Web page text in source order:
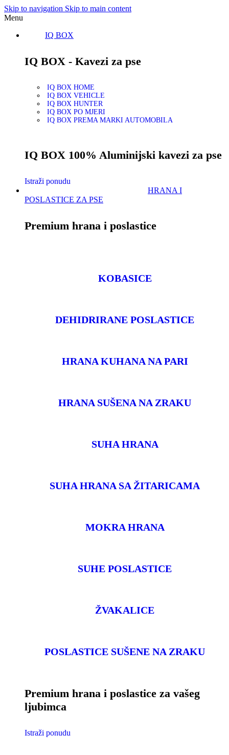
Skip to navigation Skip to main content
Menu
IQ BOX
IQ BOX - Kavezi za pse
IQ BOX HOME
IQ BOX VEHICLE
IQ BOX HUNTER
IQ BOX PO MJERI
IQ BOX PREMA MARKI AUTOMOBILA
IQ BOX 100% Aluminijski kavezi za pse
Istraži ponudu
HRANA I
POSLASTICE ZA PSE
Premium hrana i poslastice
KOBASICE
DEHIDRIRANE POSLASTICE
HRANA KUHANA NA PARI
HRANA SUŠENA NA ZRAKU
SUHA HRANA
SUHA HRANA SA ŽITARICAMA
MOKRA HRANA
SUHE POSLASTICE
ŽVAKALICE
POSLASTICE SUŠENE NA ZRAKU
Premium hrana i poslastice za vašeg
ljubimca
Istraži ponudu